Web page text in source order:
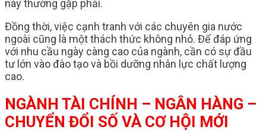
này thường gặp phải.
Đồng thời, việc cạnh tranh với các chuyên gia nước
ngoài cũng là một thách thức không nhỏ. Để đáp ứng
với nhu cầu ngày càng cao của ngành, cần có sự đầu
tư lớn vào đào tạo và bồi dưỡng nhân lực chất lượng
cao.
NGÀNH TÀI CHÍNH – NGÂN HÀNG –
CHUYỂN ĐỔI SỐ VÀ CƠ HỘI MỚI